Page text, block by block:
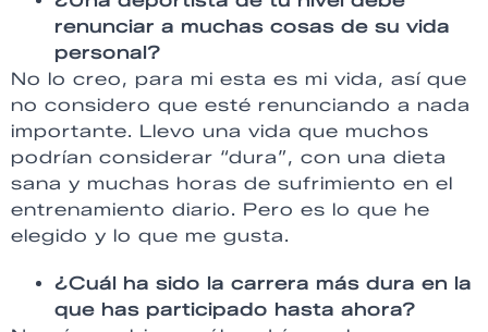
renunciar a muchas cosas de su vida
personal?
No lo creo, para mi esta es mi vida, así que
no considero que esté renunciando a nada
importante. Llevo una vida que muchos
podrían considerar “dura”, con una dieta
sana y muchas horas de sufrimiento en el
entrenamiento diario. Pero es lo que he
elegido y lo que me gusta.
¿Cuál ha sido la carrera más dura en la
que has participado hasta ahora?